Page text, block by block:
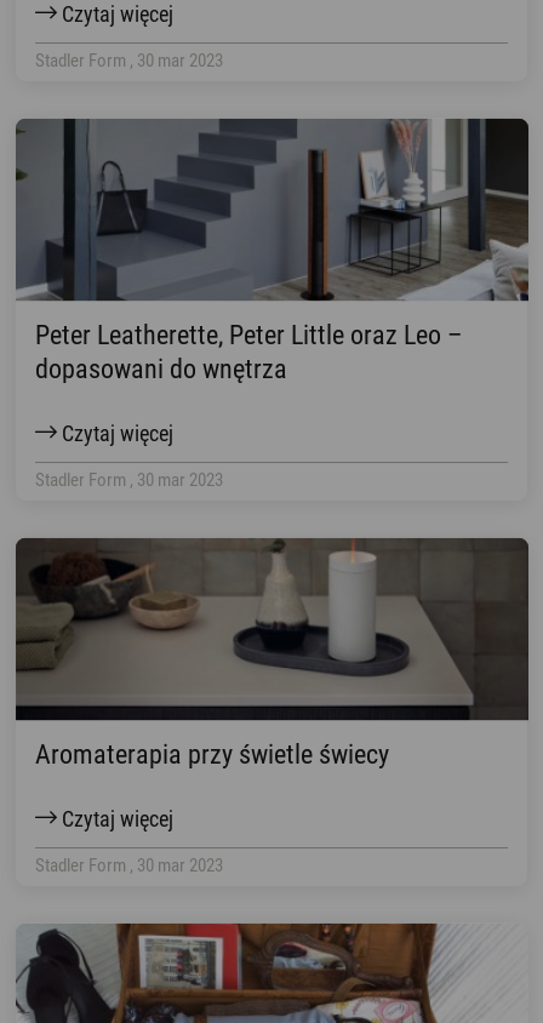
Czytaj więcej
Stadler Form , 30 mar 2023
Peter Leatherette, Peter Little oraz Leo –
dopasowani do wnętrza
Czytaj więcej
Stadler Form , 30 mar 2023
Aromaterapia przy świetle świecy
Czytaj więcej
Stadler Form , 30 mar 2023